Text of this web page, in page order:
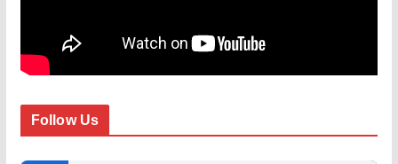
Follow Us